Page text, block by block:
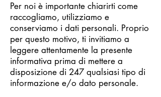
Per noi è importante chiarirti come
raccogliamo, utilizziamo e
conserviamo i dati personali. Proprio
per questo motivo, ti invitiamo a
leggere attentamente la presente
informativa prima di mettere a
disposizione di 247 qualsiasi tipo di
informazione e/o dato personale.